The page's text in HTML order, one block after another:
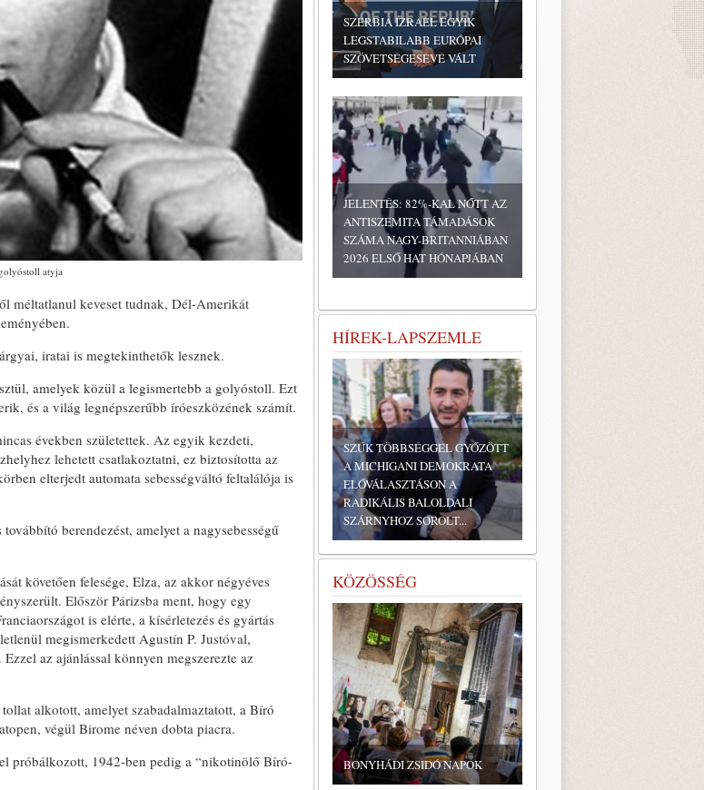
atyja
méltatlanul keveset tudnak, Dél-Amerikát
iratai is megtekinthetők lesznek.
amelyek közül a legismertebb a golyóstoll. Ezt
és a világ legnépszerűbb íróeszközének számít.
években születettek. Az egyik kezdeti,
lehetett csatlakoztatni, ez biztosította az
elterjedt automata sebességváltó feltalálója is
berendezést, amelyet a nagysebességű
követően felesége, Elza, az akkor négyéves
Először Párizsba ment, hogy egy
is elérte, a kísérletezés és gyártás
megismerkedett Agustín P. Justóval,
az ajánlással könnyen megszerezte az
alkotott, amelyet szabadalmaztatott, a Bíró
végül Birome néven dobta piacra.
próbálkozott, 1942-ben pedig a “nikotinölő Bíró-
SZERBIA IZRAEL EGYIK
LEGSTABILABB EURÓPAI
SZÖVETSÉGESÉVÉ VÁLT
JELENTÉS: 82%-KAL NŐTT AZ
ANTISZEMITA TÁMADÁSOK
SZÁMA NAGY-BRITANNIÁBAN
2026 ELSŐ HAT HÓNAPJÁBAN
HÍREK-LAPSZEMLE
SZŰK TÖBBSÉGGEL GYŐZÖTT
A MICHIGANI DEMOKRATA
ELŐVÁLASZTÁSON A
RADIKÁLIS BALOLDALI
SZÁRNYHOZ SOROLT...
KÖZÖSSÉG
BONYHÁDI ZSIDÓ NAPOK
ZSIDÓ GASZTRONÓMIAI
TALÁLKOZÓ A BONYHÁDI
ZSINAGÓGÁBAN